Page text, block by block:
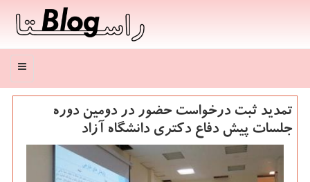
منو
تمدید ثبت درخواست حضور در دومین دوره
جلسات پیش دفاع دكتری دانشگاه آزاد